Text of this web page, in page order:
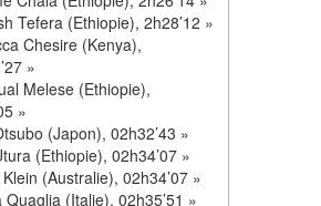
Tefera (Ethiopie), 2h28’12 »
Chesire (Kenya),
»
Melese (Ethiopie),
»
(Japon), 02h32’43 »
(Ethiopie), 02h34’07 »
(Australie), 02h34’07 »
Quaglia (Italie), 02h35’51 »